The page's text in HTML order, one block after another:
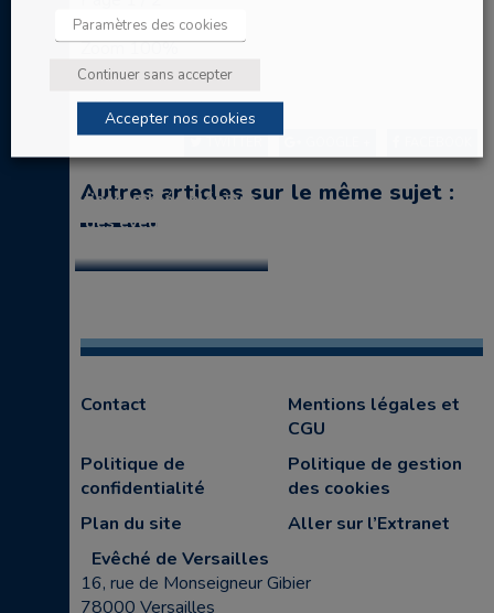
Zoom100%
Télécharger le document
Autres articles sur le même sujet :
l’assemblée plénière
des évêques de
Contact
Mentions légales et
CGU
Politique de
confidentialité
Politique de gestion
des cookies
Plan du site
Aller sur l’Extranet
Evêché de Versailles
16, rue de Monseigneur Gibier
78000 Versailles
Paramètres des cookies
Continuer sans accepter
Accepter nos cookies